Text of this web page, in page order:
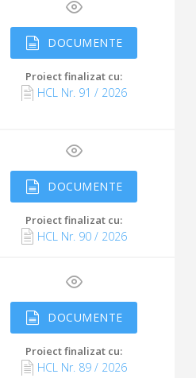
DOCUMENTE
Proiect finalizat cu:
HCL Nr. 91 / 2026
DOCUMENTE
Proiect finalizat cu:
HCL Nr. 90/ 2026
DOCUMENTE
Proiect finalizat cu:
HCL Nr. 89/ 2026